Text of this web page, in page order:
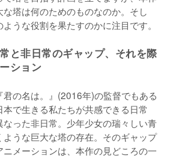
塔は何のためのものなのか。そし
うな役割を果たすのかに注目です。
と非日常のギャップ、それを際
ション
の名は。』(2016年)の監督でもある
で生きる私たちが共感できる日常
なった非日常。少年少女の瑞々しい青
うな巨大な塔の存在。そのギャップ
メーションは、本作の見どころの一